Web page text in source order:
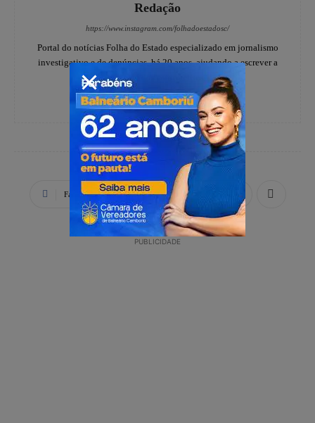
Redação
https://www.instagram.com/folhadoestadosc/
Portal do notícias Folha do Estado especializado em jornalismo
investigativo e de denúncias, há 20 anos, ajudando a escrever a
história dos catarinenses.
Facebook X WhatsApp
PUBLICIDADE